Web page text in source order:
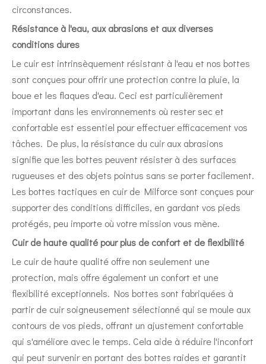
circonstances.
Résistance à l'eau, aux abrasions et aux diverses
conditions dures
Le cuir est intrinsèquement résistant à l'eau et nos bottes
sont conçues pour offrir une protection contre la pluie, la
boue et les flaques d'eau. Ceci est particulièrement
important dans les environnements où rester sec et
confortable est essentiel pour effectuer efficacement vos
tâches. De plus, la résistance du cuir aux abrasions
signifie que les bottes peuvent résister à des surfaces
rugueuses et des objets pointus sans se porter facilement.
Les bottes tactiques en cuir de Milforce sont conçues pour
supporter des conditions difficiles, en gardant vos pieds
protégés, peu importe où votre mission vous mène.
Cuir de haute qualité pour plus de confort et de flexibilité
Le cuir de haute qualité offre non seulement une
protection, mais offre également un confort et une
flexibilité exceptionnels. Nos bottes sont fabriquées à
partir de cuir soigneusement sélectionné qui se moule aux
contours de vos pieds, offrant un ajustement confortable
qui s'améliore avec le temps. Cela aide à réduire l'inconfort
qui peut survenir en portant des bottes raides et garantit